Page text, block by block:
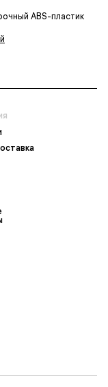
ABS-пластик